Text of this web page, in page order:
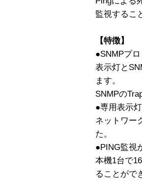
監視するこ
【特徴】
●SNMPプ
表示灯と
ます。
SNMPの
●専用表示
ネットワー
た。
●PING監視
本機1台で
ることがで